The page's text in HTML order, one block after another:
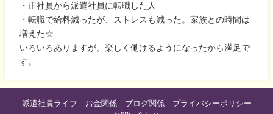
・正社員から派遣社員に転職した人
・転職で給料減ったが、ストレスも減った。家族との時間は
増えた☆
いろいろありますが、楽しく働けるようになったから満足で
す。
派遣社員ライフ お金関係 ブログ関係
プライバシーポリシー